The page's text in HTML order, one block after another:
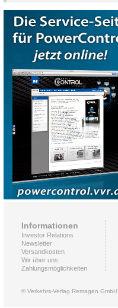
Informationen
Investor Relations
Newsletter
Versandkosten
Wir über uns
Zahlungsmöglichkeiten
© Verkehrs-Verlag Remagen GmbH